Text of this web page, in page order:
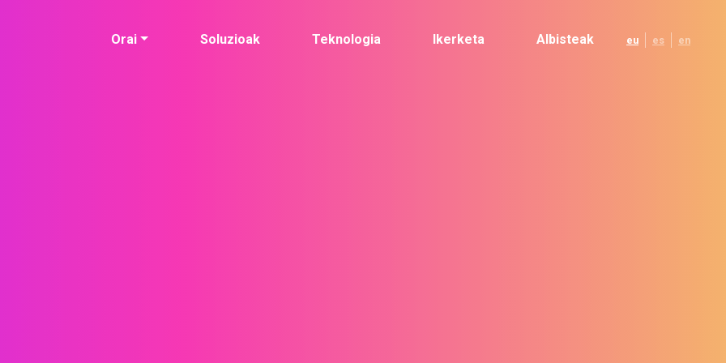
Orai Soluzioak Teknologia Ikerketa Albisteak eu es en